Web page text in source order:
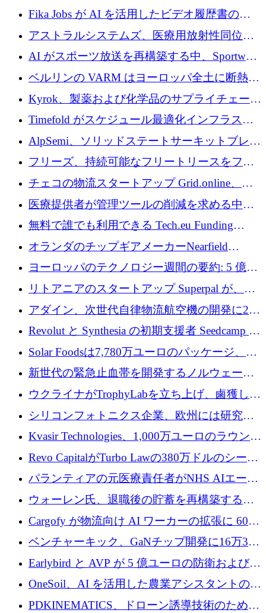
化するために 1,300 万ユーロを調達
Fika Jobs が AI を活用したビデオ履歴書のた
めに 400 万ドルを調達
アストラルシステムズ、医療用放射性同位元
素の世界的な不足に対処するために2,300万ポ
AI がスポーツ放送を再構築する中、Sportway
が 2,000 万ユーロを調達
ベルリンの VARM はヨーロッパ全土に断熱材
を拡張するために 1,750 万ユーロを投資
Kyrok、製薬および化学品のサプライチェーン
に AI を導入するために 310 万ユーロを確保
Timefold がスケジュール最適化インフラスト
ラクチャを拡張するためにシリーズ A で
1,300 万ドルを調達
AlpSemi、ソリッドステートサーキットブレー
カー技術の進歩のために1,700万ユーロを調達
フリーズ、持続可能なフリートリースをフラ
ンス全土に拡大するために1,300万ユーロを確
保
チェコの物流スタートアップ Grid.online、配
送量が 1 年で 10 倍に増加し、400 万ユーロの
利益を獲得
医療提供者が管理ツールの削減を求める中、
a16z が Prosper AI を 3,000 万ドルで支援
無料で誰でも利用できる Tech.eu Funding
Explorer のご紹介
オランダのチップギアメーカーNearfield
Instrumentsが3億8,000万ドルを調達
ヨーロッパのテクノロジー週間の要約: 5 億
8,500 万ユーロを超える 60 以上のテクノロジ
ー資金調達取引
リトアニアのスタートアップ Superpal が、
Slack 内に構築された AI コワーカー プラット
フォームのために 50 万ユーロを調達
アダイン、次世代自律物流航空機の開発に250
万ユーロを確保
Revolut と Synthesia の初期支援者 Seedcamp が
3 億 2,000 万ドルを調達、米国に投資
Solar Foodsは7,780万ユーロのパッケージ、5
億ユーロの防衛および二重用途成長基金EDM
を開始、ヨーロッパのシリコンフォトニクス
に警告
新世代の緊急止血帯を開発するノルウェーの
スタートアップ企業を紹介する
ウクライナがTrophyLabを立ち上げ、鹵獲した
ロシア兵器を戦場の研究開発プラットフォー
ムに変える
シリコンフォトニクス企業、欧州には研究を
商業的に成功させるためのインフラが不足し
Kvasir Technologies、1,000万ユーロのラウンド
で成長を促進
Revo CapitalがTurbo Lawの380万ドルのシード
ラウンドを主導し、訴訟プラットフォームを
パランティアの元医療責任者がNHS AIエージ
ェントの立ち上げに1,000万ポンドを調達
ウォーレン氏、退職後の貯蓄を再構築するた
めに1,000万ユーロを調達
Cargofy が物流向け AI ワーカーの拡張に 600
万ドルを獲得
ベンチャーキック、GaNチップ開発に16万3千
ユーロでMinisaを支援
Earlybird と AVP が 5 億ユーロの防衛および二
重用途の成長基金である E2D を立ち上げる
OneSoil、AI を活用した農業アシスタントの拡
大に​​ 100 万ユーロを確保
PDKINEMATICS、ドローン誘導技術のために